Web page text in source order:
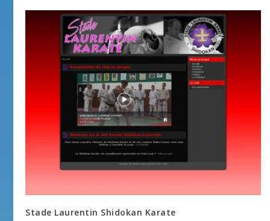
Stade Laurentin Shidokan Karate